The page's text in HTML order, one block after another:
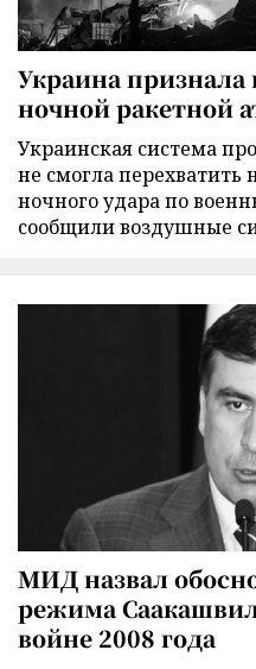
Украина
ночной ракетной
Украинская система
не смогла
ночного удара по
сообщили воздушные
МИД назвал
режима
войне 2008 года